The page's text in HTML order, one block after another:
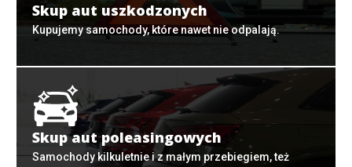
Skup aut uszkodzonych
Kupujemy samochody, które nawet nie odpalają.
Skup aut poleasingowych
Samochody kilkuletnie i z małym przebiegiem, też